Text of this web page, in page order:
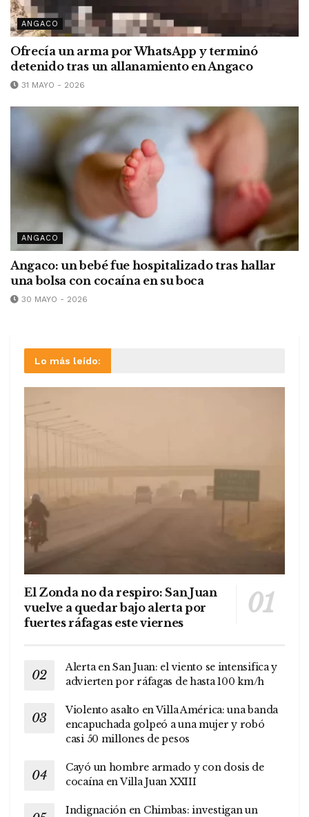
ANGACO
Ofrecía un arma por WhatsApp y terminó
detenido tras un allanamiento en Angaco
31 MAYO - 2026
ANGACO
Angaco: un bebé fue hospitalizado tras hallar
una bolsa con cocaína en su boca
30 MAYO - 2026
Lo más leído:
El Zonda no da respiro: San Juan
vuelve a quedar bajo alerta por
fuertes ráfagas este viernes
Alerta en San Juan: el viento se intensifica y
advierten por ráfagas de hasta 100 km/h
Violento asalto en Villa América: una banda
encapuchada golpeó a una mujer y robó
casi 50 millones de pesos
Cayó un hombre armado y con dosis de
cocaína en Villa Juan XXIII
Indignación en Chimbas: investigan un